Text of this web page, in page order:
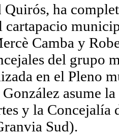
ha
cartapacio
Camba y
del grupo
en el Pleno
asume
y la
Sud).